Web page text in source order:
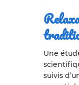
Une
suivis